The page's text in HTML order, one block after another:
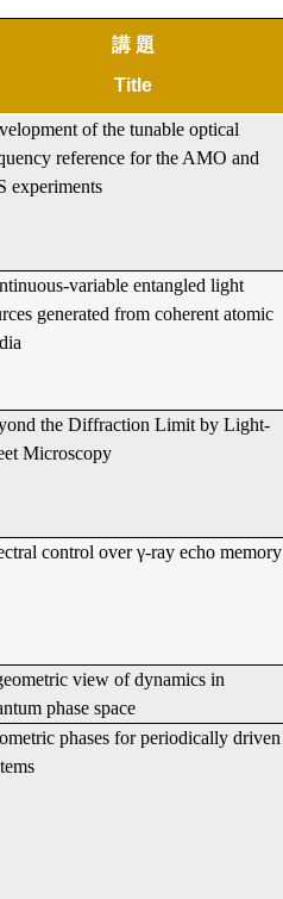
講 題
Title
of the tunable optical
reference for the AMO and
experiments
variable entangled light
generated from coherent atomic
the Diffraction Limit by Light-
Microscopy
control over γ-ray echo memory
view of dynamics in
phase space
phases for periodically driven